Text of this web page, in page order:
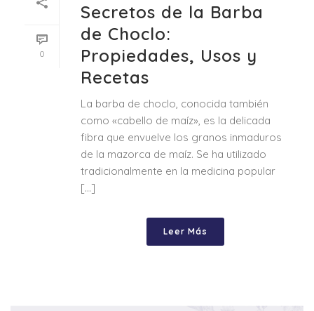
0
Secretos de la Barba
de Choclo:
Propiedades, Usos y
Recetas
La barba de choclo, conocida también
como «cabello de maíz», es la delicada
fibra que envuelve los granos inmaduros
de la mazorca de maíz. Se ha utilizado
tradicionalmente en la medicina popular
[...]
Leer Más